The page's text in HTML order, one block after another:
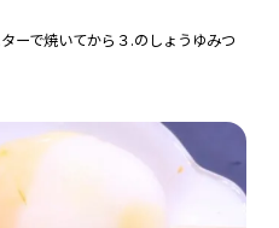
ーで焼いてから３.のしょうゆみつ